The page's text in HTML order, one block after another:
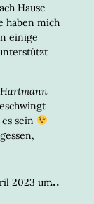
Hause
haben mich
einige
sein
2023 um...DIESE